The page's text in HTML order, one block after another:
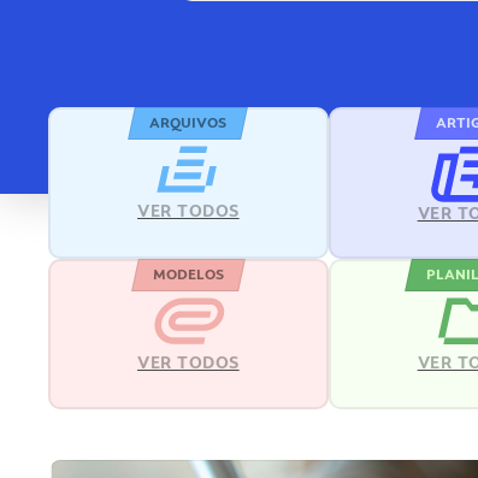
ARQUIVOS
VER TODOS VER
MODELOS
VER TODOS VER